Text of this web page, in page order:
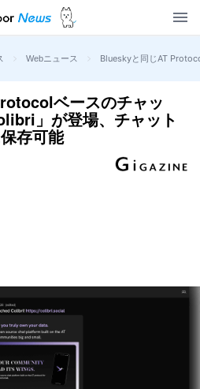
> Webニュース > Blueskyと同じAT
ベースのチャッ
」が登場、チャット
存可能